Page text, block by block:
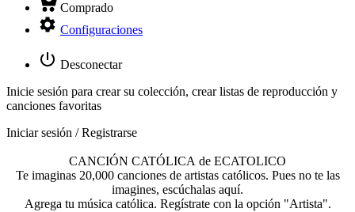
Comprado
Configuraciones
Desconectar
Inicie sesión para crear su colección, crear listas de reproducción y
canciones favoritas
Iniciar sesión / Registrarse
CANCIÓN CATÓLICA de ECATOLICO
Te imaginas 20,000 canciones de artistas católicos. Pues no te las
imagines, escúchalas aquí.
Agrega tu música católica. Regístrate con la opción "Artista".